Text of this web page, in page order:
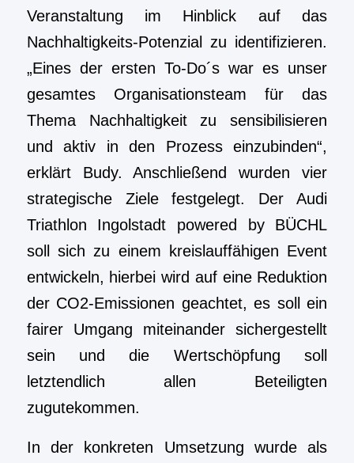
Veranstaltung im Hinblick auf das
Nachhaltigkeits-Potenzial zu identifizieren.
„Eines der ersten To-Do´s war es unser
gesamtes Organisationsteam für das
Thema Nachhaltigkeit zu sensibilisieren
und aktiv in den Prozess einzubinden“,
erklärt Budy. Anschließend wurden vier
strategische Ziele festgelegt. Der Audi
Triathlon Ingolstadt powered by BÜCHL
soll sich zu einem kreislauffähigen Event
entwickeln, hierbei wird auf eine Reduktion
der CO2-Emissionen geachtet, es soll ein
fairer Umgang miteinander sichergestellt
sein und die Wertschöpfung soll
letztendlich allen Beteiligten
zugutekommen.
In der konkreten Umsetzung wurde als